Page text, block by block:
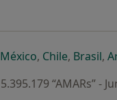
pestaña
nueva pestaña
abre en una nueva
Méxicose abre en una
, Chilese abre
, Brasilse
,
“AMARs” -